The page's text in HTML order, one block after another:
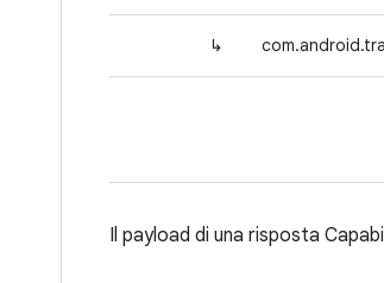
↳
Il payload di una risposta